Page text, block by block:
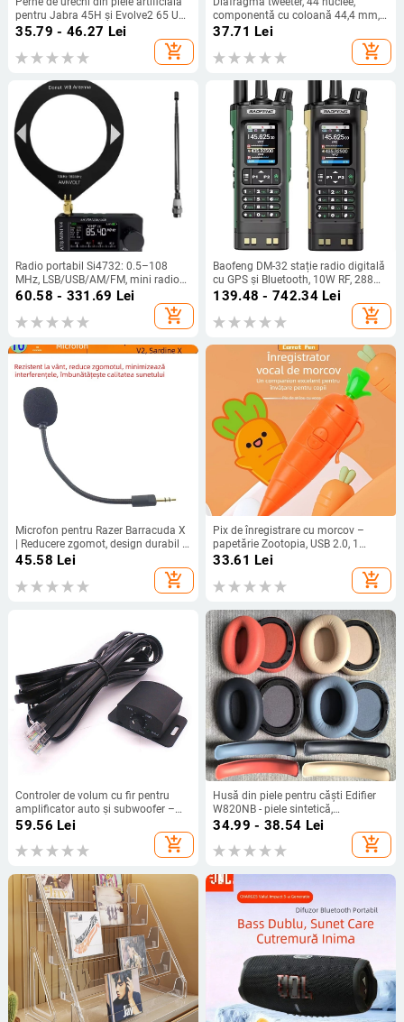
pentru Jabra 45H și Evolve2 65 UC,
montare ușoară, confort la purtare
35.79 - 46.27 Lei
add_shopping_cart
componentă cu coloană 44,4 mm,
driver horn cu bobină – accesorii
37.71 Lei
add_shopping_cart
Radio portabil Si4732: 0.5–108
MHz, LSB/USB/AM/FM, mini radio
de buzunar
60.58 - 331.69 Lei
add_shopping_cart
Baofeng DM-32 stație radio digitală
cu GPS și Bluetooth, 10W RF, 288
canale, baterie Li-ion 2500 mAh
139.48 - 742.34Lei
add_shopping_cart
Microfon pentru Razer Barracuda X
| Reducere zgomot, design durabil |
Compatibil cu Barracuda X; În stoc
45.58 Lei
add_shopping_cart
Pix de înregistrare cu morcov –
papetărie Zootopia, USB 2.0, 1
microfon, baterie AA, fără afișaj,
fără suport pentru card de memorie
33.61 Lei
add_shopping_cart
Controler de volum cu fir pentru
amplificator auto și subwoofer –
12V, carcasă din ABS ignifug,
exterior PVC, greutate 0.1, cod
produs 408
59.56 Lei
add_shopping_cart
Husă din piele pentru căști Edifier
W820NB - piele sintetică,
personalizată după desene
34.99 - 38.54 Lei
add_shopping_cart